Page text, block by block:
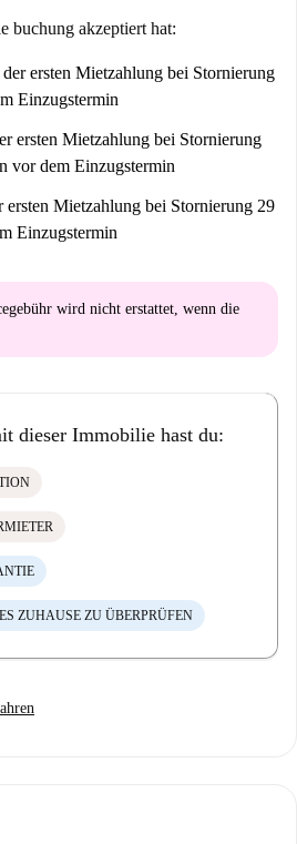
buchung akzeptiert hat:
ersten Mietzahlung bei Stornierung
Einzugstermin
ersten Mietzahlung bei Stornierung
vor dem Einzugstermin
ersten Mietzahlung bei Stornierung 29
Einzugstermin
wird nicht erstattet, wenn die
dieser Immobilie hast du:
ZUHAUSE ZU ÜBERPRÜFEN